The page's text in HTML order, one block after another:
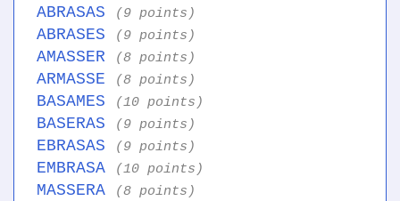
ABRASAS (9 points)
ABRASES (9 points)
AMASSER (8 points)
ARMASSE (8 points)
BASAMES (10 points)
BASERAS (9 points)
EBRASAS (9 points)
EMBRASA (10 points)
MASSERA (8 points)